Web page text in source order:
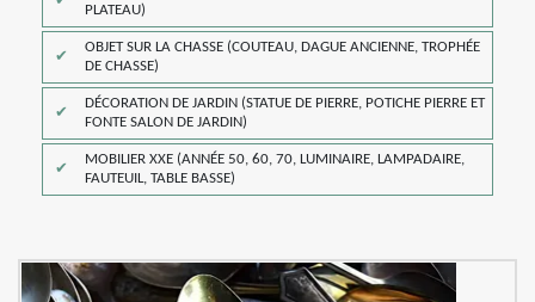
PLATEAU)
OBJET SUR LA CHASSE (COUTEAU, DAGUE ANCIENNE, TROPHÉE
DE CHASSE)
DÉCORATION DE JARDIN (STATUE DE PIERRE, POTICHE PIERRE ET
FONTE SALON DE JARDIN)
MOBILIER XXE (ANNÉE 50, 60, 70, LUMINAIRE, LAMPADAIRE,
FAUTEUIL, TABLE BASSE)